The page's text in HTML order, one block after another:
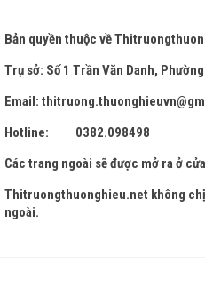
Bản quyền thuộc về
Trụ sở: Số 1 Trần Văn Danh,
Email:
Hotline: 0382.098498
Các trang ngoài sẽ được mở ra ở
Thitruongthuonghieu.net không
ngoài.